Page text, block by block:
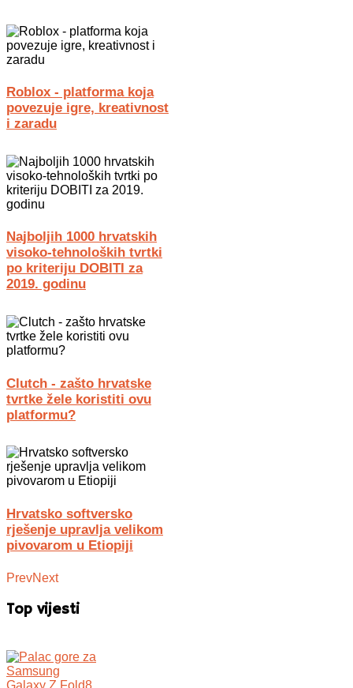
Roblox - platforma koja
povezuje igre, kreativnost
i zaradu
Najboljih 1000 hrvatskih
visoko-tehnoloških tvrtki
po kriteriju DOBITI za
2019. godinu
Clutch - zašto hrvatske
tvrtke žele koristiti ovu
platformu?
Hrvatsko softversko
rješenje upravlja velikom
pivovarom u Etiopiji
PrevNext
Top vijesti